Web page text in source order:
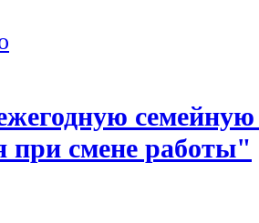
при смене работы"